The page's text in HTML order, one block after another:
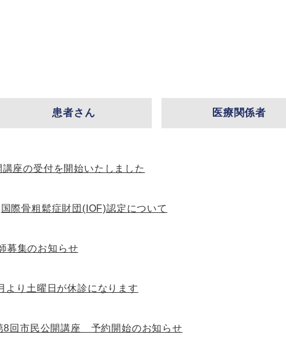
患者さん 医療関係者
座の受付を開始いたしました
国際骨粗鬆症財団(IOF)認定について
募集のお知らせ
より土曜日が休診になります
8回市民公開講座 予約開始のお知らせ